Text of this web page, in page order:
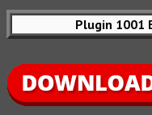
Plugin 1001